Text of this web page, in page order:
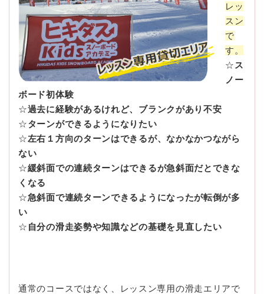
レッ
スン
で
す。
☆ ス
ノー
ボード初体験
☆過去に経験があるけれど、ブランクがあり不安
☆ターンができるようになりたい
☆左右１方向のターンはできるが、なかなかつながら
ない
☆緩斜面での連続ターンはできるが急斜面だとできな
くなる
☆急斜面で連続ターンできるようになったが転倒が多
い
☆ 自分の滑走姿勢や知識などの基礎を見直したい
通常のコースではなく、レッスン専用の滑走エリアで